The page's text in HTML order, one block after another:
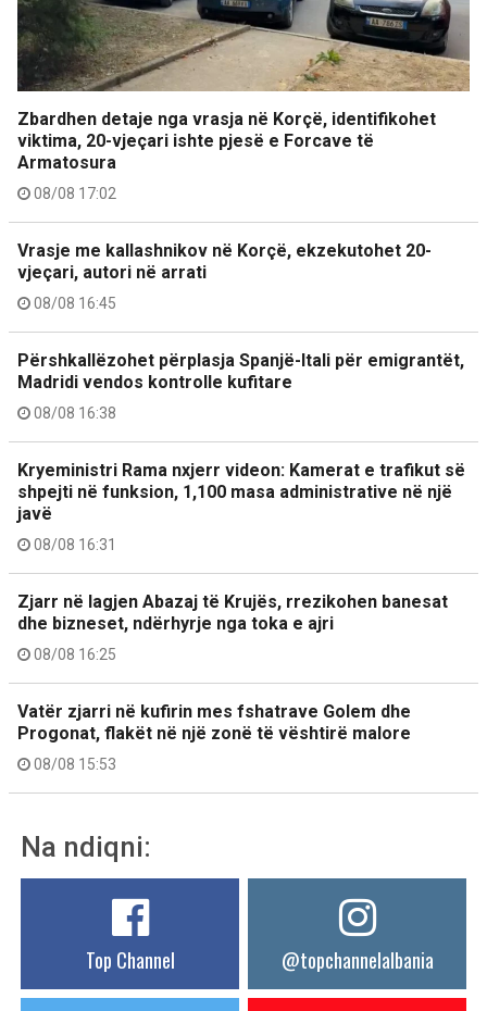
Zbardhen detaje nga vrasja në Korçë, identifikohet
viktima, 20-vjeçari ishte pjesë e Forcave të
Armatosura
08/08 17:02
Vrasje me kallashnikov në Korçë, ekzekutohet 20-
vjeçari, autori në arrati
08/08 16:45
Përshkallëzohet përplasja Spanjë-Itali për emigrantët,
Madridi vendos kontrolle kufitare
08/08 16:38
Kryeministri Rama nxjerr videon: Kamerat e trafikut së
shpejti në funksion, 1,100 masa administrative në një
javë
08/08 16:31
Zjarr në lagjen Abazaj të Krujës, rrezikohen banesat
dhe bizneset, ndërhyrje nga toka e ajri
08/08 16:25
Vatër zjarri në kufirin mes fshatrave Golem dhe
Progonat, flakët në një zonë të vështirë malore
08/08 15:53
Na ndiqni:
Top Channel @topchannelalbania